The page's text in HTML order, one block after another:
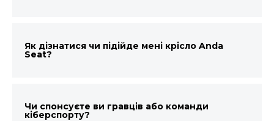
Як дізнатися чи підійде мені крісло Anda
Seat?
Чи спонсуєте ви гравців або команди
кіберспорту?